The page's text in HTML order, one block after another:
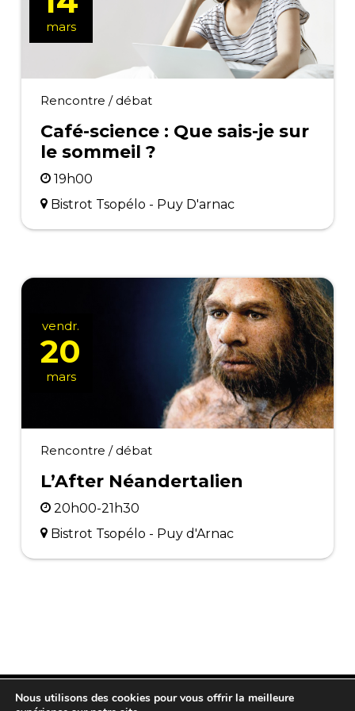
Rencontre / débat
Café-science : Que sais-je sur
le sommeil ?
19h00
Bistrot Tsopélo - Puy D'arnac
mars
Rencontre / débat
L’After Néandertalien
20h00-21h30
Bistrot Tsopélo - Puy d'Arnac
vendr.
20
mars
Nous utilisons des cookies pour vous offrir la meilleure